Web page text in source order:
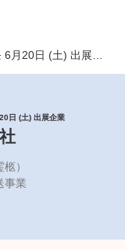
月20日 (土) 出展企業
日 (土) 出展企業
）
事業